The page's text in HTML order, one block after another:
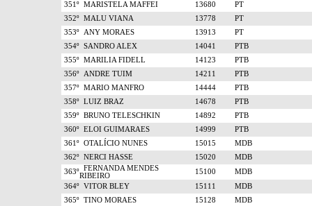
351º MARISTELA MAFFEI 13680
PT
352º MALU VIANA 13778
PT
353º ANY MORAES 13913
PT
354º SANDRO ALEX 14041
PTB
355º MARILIA FIDELL 14123
PTB
356º ANDRE TUIM 14211
PTB
357º MARIO MANFRO 14444
PTB
358º LUIZ BRAZ 14678
PTB
359º BRUNO TELESCHKIN 14892
PTB
360º ELOI GUIMARAES 14999
PTB
361º OTALÍCIO NUNES 15015
MDB
362º NERCI HASSE 15020
MDB
363º FERNANDA MENDES
RIBEIRO
15100
MDB
364º VITOR BLEY 15111
MDB
365º TINO MORAES 15128
MDB